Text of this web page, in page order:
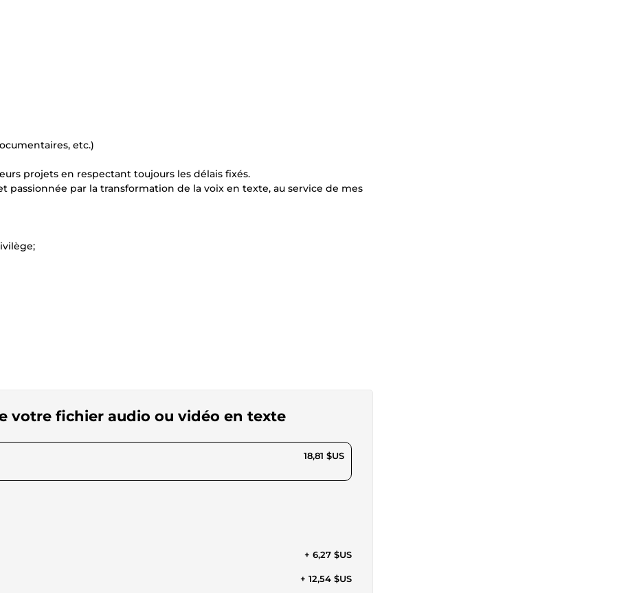
etc.)
projets en respectant toujours les délais fixés.
passionnée par la transformation de la voix en texte, au service de mes
votre fichier audio ou vidéo en texte
18,81 $US
+ 6,27 $US
+ 12,54 $US